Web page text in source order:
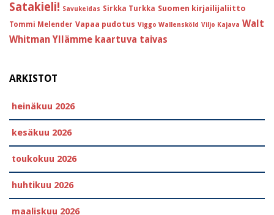
Satakieli! Savukeidas Sirkka Turkka Suomen kirjailijaliitto
Tommi Melender Vapaa pudotus Viggo Wallensköld Viljo Kajava Walt
Whitman Yllämme kaartuva taivas
ARKISTOT
heinäkuu 2026
kesäkuu 2026
toukokuu 2026
huhtikuu 2026
maaliskuu 2026